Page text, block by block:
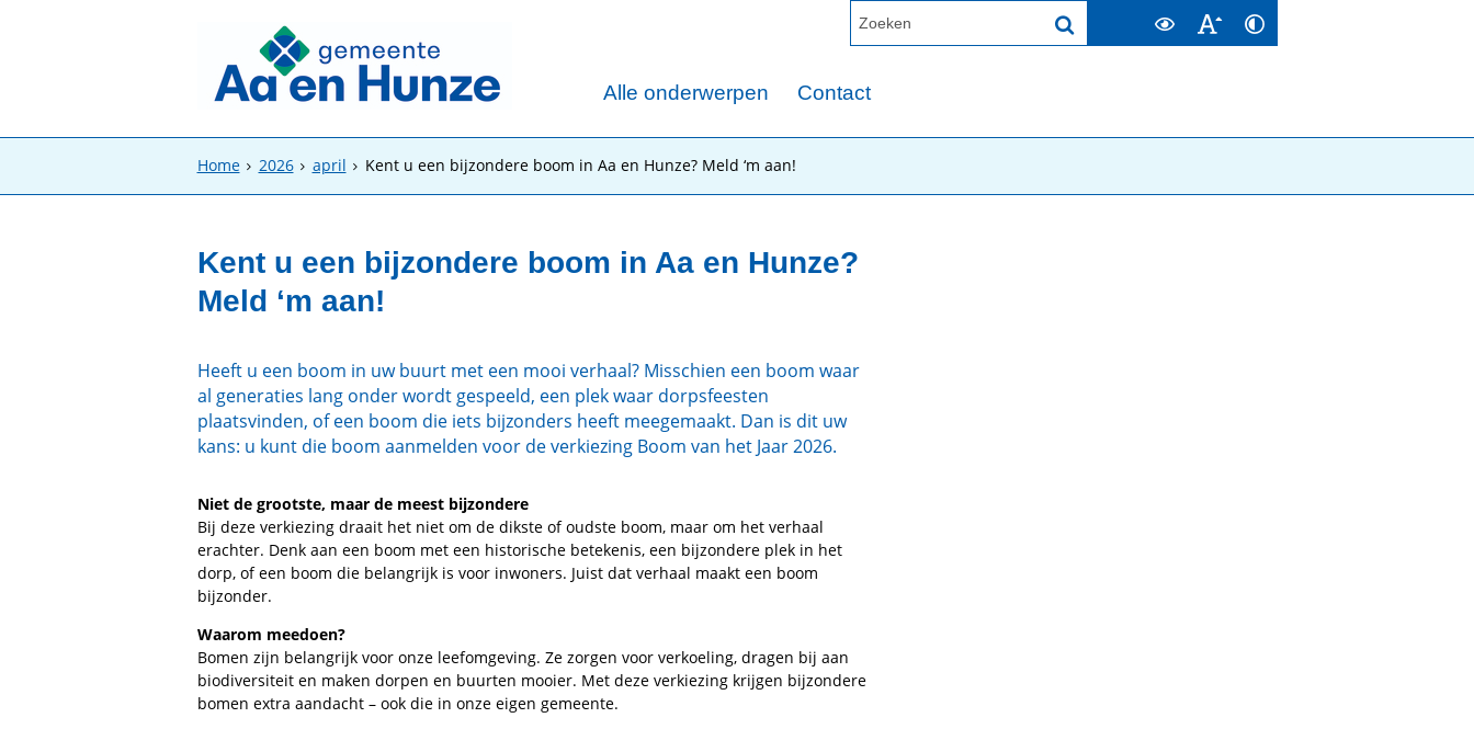
Alle onderwerpen Contact
Home 2026 april Kent u een bijzondere boom in Aa en Hunze? Meld ‘m aan!
Kent u een bijzondere boom in Aa en Hunze?
Meld ‘m aan!
Heeft u een boom in uw buurt met een mooi verhaal? Misschien een boom waar
al generaties lang onder wordt gespeeld, een plek waar dorpsfeesten
plaatsvinden, of een boom die iets bijzonders heeft meegemaakt. Dan is dit uw
kans: u kunt die boom aanmelden voor de verkiezing Boom van het Jaar 2026.
Niet de grootste, maar de meest bijzondere
Bij deze verkiezing draait het niet om de dikste of oudste boom, maar om het verhaal
erachter. Denk aan een boom met een historische betekenis, een bijzondere plek in het
dorp, of een boom die belangrijk is voor inwoners. Juist dat verhaal maakt een boom
bijzonder.
Waarom meedoen?
Bomen zijn belangrijk voor onze leefomgeving. Ze zorgen voor verkoeling, dragen bij aan
biodiversiteit en maken dorpen en buurten mooier. Met deze verkiezing krijgen bijzondere
bomen extra aandacht – ook die in onze eigen gemeente.